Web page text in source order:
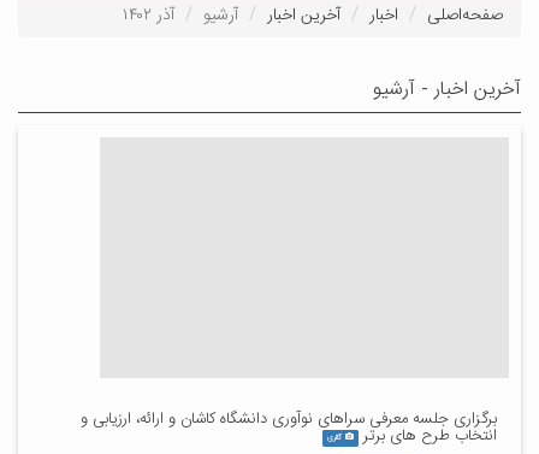
صفحه‌اصلی اخبار آخرین اخبار آرشیو آذر ۱۴۰۲
آخرین اخبار - آرشیو
برگزاری جلسه معرفی سراهای نوآوری دانشگاه کاشان و ارائه، ارزیابی و
انتخاب طرح های برتر گالری